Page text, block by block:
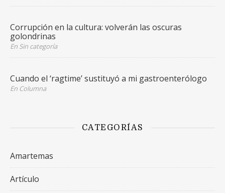
Corrupción en la cultura: volverán las oscuras
golondrinas
En Sin categoría
Cuando el ‘ragtime’ sustituyó a mi gastroenterólogo
En Columna
CATEGORÍAS
Amartemas
Artículo